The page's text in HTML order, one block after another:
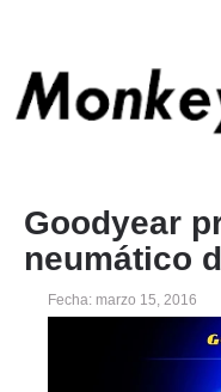
Goodyear
neumático
Fecha: marzo 15, 2016